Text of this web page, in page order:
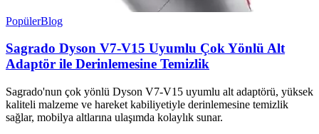
PopülerBlog
Sagrado Dyson V7-V15 Uyumlu Çok Yönlü Alt
Adaptör ile Derinlemesine Temizlik
Sagrado'nun çok yönlü Dyson V7-V15 uyumlu alt adaptörü, yüksek
kaliteli malzeme ve hareket kabiliyetiyle derinlemesine temizlik
sağlar, mobilya altlarına ulaşımda kolaylık sunar.